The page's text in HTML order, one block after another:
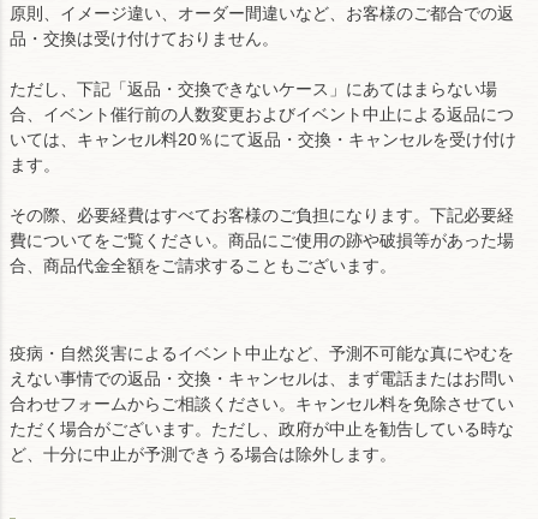
原則、イメージ違い、オーダー間違いなど、お客様のご都合での返
品・交換は受け付けておりません。
ただし、下記「返品・交換できないケース」にあてはまらない場
合、イベント催行前の人数変更およびイベント中止による返品につ
いては、キャンセル料20％にて返品・交換・キャンセルを受け付け
ます。
その際、必要経費はすべてお客様のご負担になります。下記必要経
費についてをご覧ください。商品にご使用の跡や破損等があった場
合、商品代金全額をご請求することもございます。
疫病・自然災害によるイベント中止など、予測不可能な真にやむを
えない事情での返品・交換・キャンセルは、まず電話またはお問い
合わせフォームからご相談ください。キャンセル料を免除させてい
ただく場合がございます。ただし、政府が中止を勧告している時な
ど、十分に中止が予測できうる場合は除外します。